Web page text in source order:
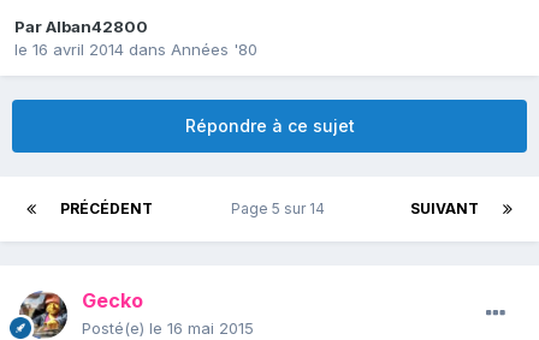
ParAlban42800
le 16 avril 2014 dans Années '80
Répondre à ce sujet
PRÉCÉDENT SUIVANT
Page 5 sur 14
Gecko
Posté(e) le 16 mai 2015